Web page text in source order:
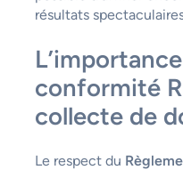
résultats
conformité
collecte de
Le respect du